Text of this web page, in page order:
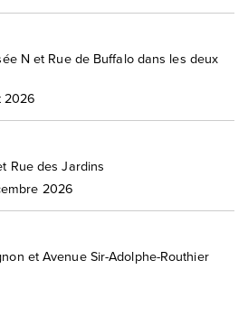
N et Rue de Buffalo dans les deux
2026
Rue des Jardins
2026
et Avenue Sir-Adolphe-Routhier